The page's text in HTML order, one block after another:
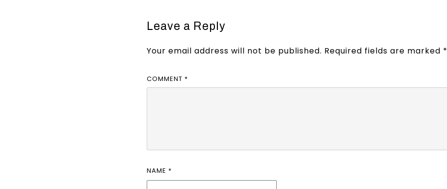
Leave a Reply
Your email address will not be published. Required fields are marked *
COMMENT *
NAME *